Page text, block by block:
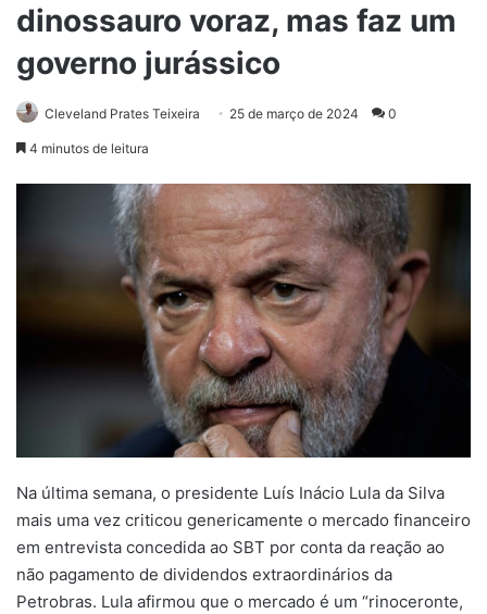
dinossauro voraz, mas faz um
governo jurássico
Cleveland Prates Teixeira 25 de março de 2024 0
4 minutos de leitura
Na última semana, o presidente Luís Inácio Lula da Silva
mais uma vez criticou genericamente o mercado financeiro
em entrevista concedida ao SBT por conta da reação ao
não pagamento de dividendos extraordinários da
Petrobras. Lula afirmou que o mercado é um “rinoceronte,